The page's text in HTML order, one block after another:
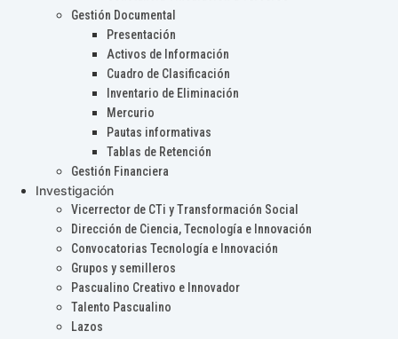
Gestión Documental
Presentación
Activos de Información
Cuadro de Clasificación
Inventario de Eliminación
Mercurio
Pautas informativas
Tablas de Retención
Gestión Financiera
Investigación
Vicerrector de CTi y Transformación Social
Dirección de Ciencia, Tecnología e Innovación
Convocatorias Tecnología e Innovación
Grupos y semilleros
Pascualino Creativo e Innovador
Talento Pascualino
Lazos